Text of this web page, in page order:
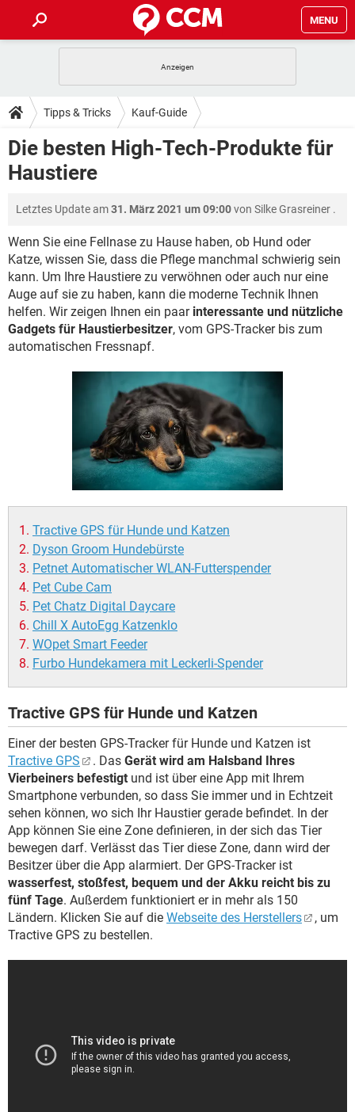
MENU
ANDROID IOS
WINDOWS 10 INSTAGRAM
WHATSAPP
TIPPS & TRICKS
SPIELE STREAMING
ANDROID IOS
WHATSAPP TIKTOK
FACEBOOK HARDWARE
DOWNLOADS
SPIELE
WHATSAPP
FACEBOOK HARDWARE
FORUM
SPIELE STREAMING
ANDROID IOS
WINDOWS 10 INSTAGRAM
WHATSAPP TIKTOK
FACEBOOK HARDWARE
STREAMING
ANDROID IOS
WINDOWS 10 INSTAGRAM
WHATSAPP TIKTOK
Tipps & Tricks Kauf-Guide
Die besten High-Tech-Produkte für
Haustiere
Letztes Update am31. März 2021 um 09:00von Silke Grasreiner .
Wenn Sie eine Fellnase zu Hause haben, ob Hund oder
Katze, wissen Sie, dass die Pflege manchmal schwierig sein
kann. Um Ihre Haustiere zu verwöhnen oder auch nur eine
Auge auf sie zu haben, kann die moderne Technik Ihnen
helfen. Wir zeigen Ihnen ein paar interessante und nützliche
Gadgets für Haustierbesitzer, vom GPS-Tracker bis zum
automatischen Fressnapf.
Tractive GPS für Hunde und Katzen
Dyson Groom Hundebürste
Petnet Automatischer WLAN-Futterspender
Pet Cube Cam
Pet Chatz Digital Daycare
Chill X AutoEgg Katzenklo
WOpet Smart Feeder
Furbo Hundekamera mit Leckerli-Spender
Tractive GPS für Hunde und Katzen
Einer der besten GPS-Tracker für Hunde und Katzen ist
Tractive GPS
. Das Gerät wird am Halsband Ihres
Vierbeiners befestigt und ist über eine App mit Ihrem
Smartphone verbunden, so dass Sie immer und in Echtzeit
sehen können, wo sich Ihr Haustier gerade befindet. In der
App können Sie eine Zone definieren, in der sich das Tier
bewegen darf. Verlässt das Tier diese Zone, dann wird der
Besitzer über die App alarmiert. Der GPS-Tracker ist
wasserfest, stoßfest, bequem und der Akku reicht bis zu
fünf Tage. Außerdem funktioniert er in mehr als 150
Ländern. Klicken Sie auf die Webseite des Herstellers
, um
Tractive GPS zu bestellen.